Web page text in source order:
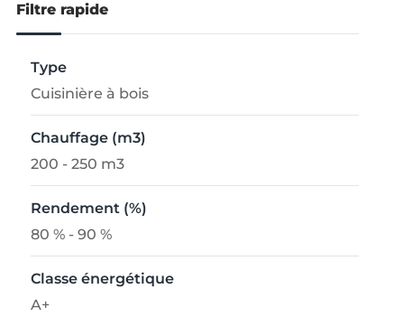
Filtre rapide
Type
Cuisinière à bois
Chauffage (m3)
200 - 250 m3
Rendement (%)
80 % - 90 %
Classe énergétique
A+